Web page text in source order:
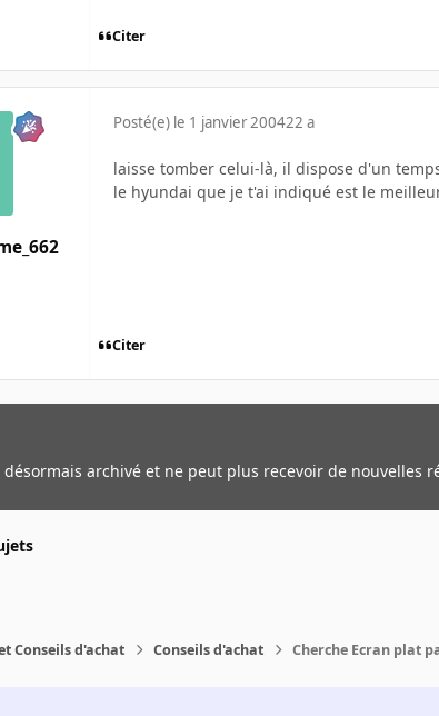
Citer
Posté(e) le 1 janvier 200422 a
laisse tomber celui-là, il dispose d'un
le hyundai que je t'ai indiqué est le
Citer
désormais archivé et ne peut plus recevoir de nouvelles
Conseils d'achat Conseils d'achat Cherche Ecran plat